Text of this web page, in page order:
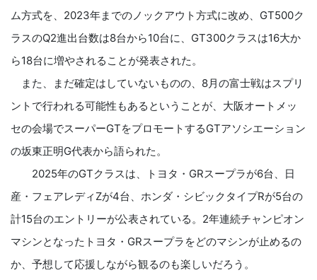
ム方式を、2023年までのノックアウト方式に改め、GT500ク
ラスのQ2進出台数は8台から10台に、GT300クラスは16大か
ら18台に増やされることが発表された。
また、まだ確定はしていないものの、8月の富士戦はスプリ
ントで行われる可能性もあるということが、大阪オートメッ
セの会場でスーパーGTをプロモートするGTアソシエーション
の坂東正明G代表から語られた。
2025年のGTクラスは、トヨタ・GRスープラが6台、日
産・フェアレディZが4台、ホンダ・シビックタイプRが5台の
計15台のエントリーが公表されている。2年連続チャンピオン
マシンとなったトヨタ・GRスープラをどのマシンが止めるの
か、予想して応援しながら観るのも楽しいだろう。